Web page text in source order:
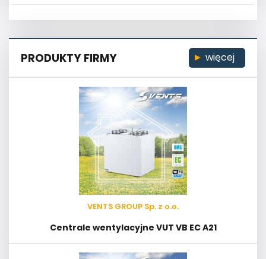
PRODUKTY FIRMY więcej
VENTS GROUP Sp. z o.o.
Centrale wentylacyjne VUT VB EC A21